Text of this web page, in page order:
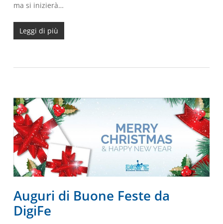
ma si inizierà…
Leggi di più
Auguri di Buone Feste da
DigiFe